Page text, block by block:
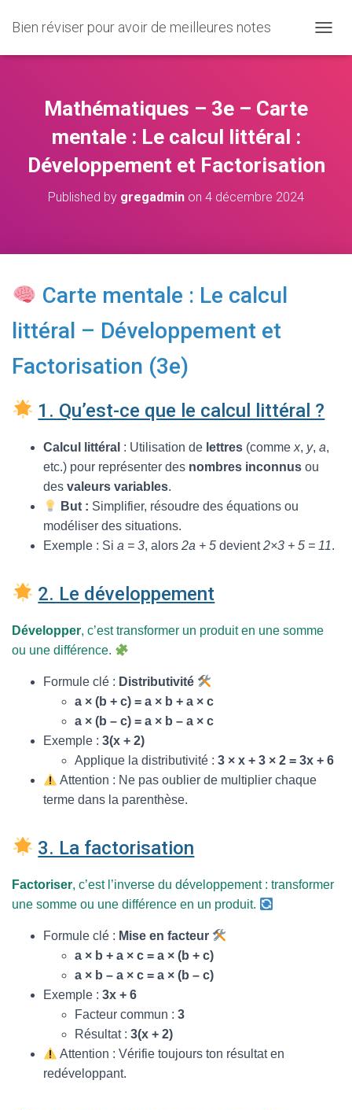
Bien réviser pour avoir de meilleures notes
U
E
R
Mathématiques – 3e – Carte
mentale : Le calcul littéral :
Développement et Factorisation
Published by gregadmin on 4 décembre 2024
Carte mentale : Le calcul
littéral – Développement et
Factorisation (3e)
1. Qu’est-ce que le calcul littéral ?
Calcul littéral : Utilisation de lettres (comme x, y, a,
etc.) pour représenter des nombres inconnus ou
des valeurs variables.
But : Simplifier, résoudre des équations ou
modéliser des situations.
Exemple : Si a = 3, alors 2a + 5 devient2×3 + 5 = 11.
2. Le développement
Développer, c’est transformer un produit en une somme
ou une différence.
Formule clé : Distributivité
a × (b + c) = a × b + a × c
a × (b – c) = a × b – a × c
Exemple : 3(x + 2)
Applique la distributivité : 3 × x + 3 × 2 = 3x + 6
Attention : Ne pas oublier de multiplier chaque
terme dans la parenthèse.
3. La factorisation
Factoriser, c’est l’inverse du développement : transformer
une somme ou une différence en un produit.
Formule clé : Mise en facteur
a × b + a × c = a × (b + c)
a × b – a × c = a × (b – c)
Exemple : 3x + 6
Facteur commun : 3
Résultat : 3(x + 2)
Attention : Vérifie toujours ton résultat en
redéveloppant.